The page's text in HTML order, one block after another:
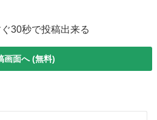
30秒で投稿出来る
画面へ (無料)